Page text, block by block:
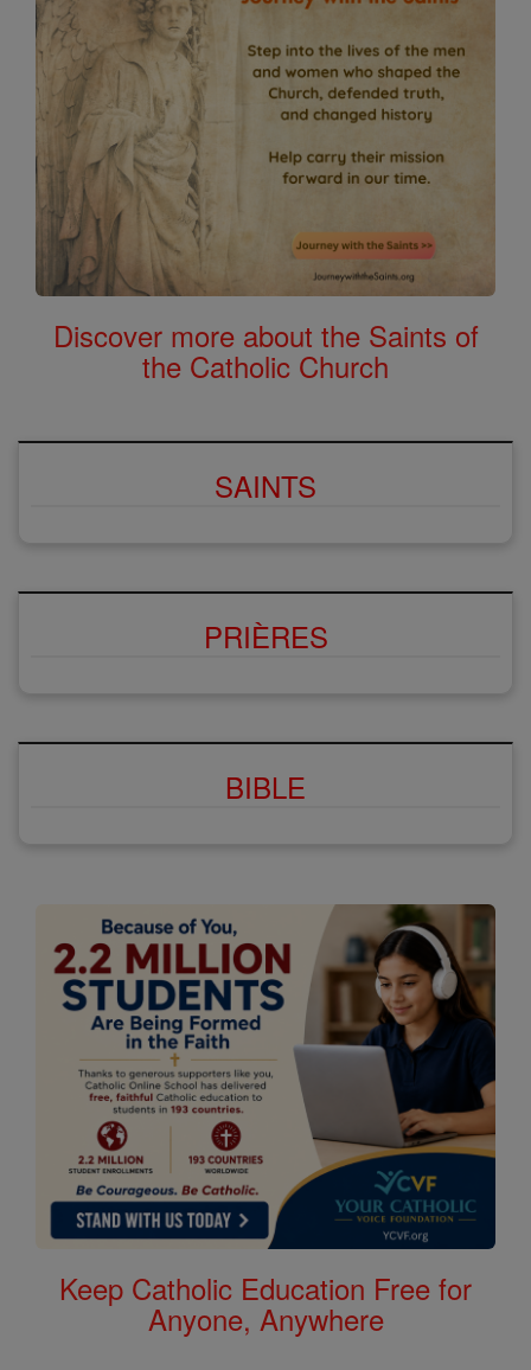
Discover more about the Saints of
the Catholic Church
SAINTS
PRIÈRES
BIBLE
Keep Catholic Education Free for
Anyone, Anywhere